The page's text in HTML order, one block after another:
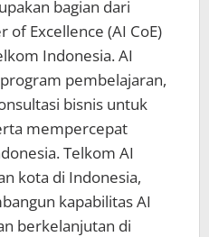
bagian dari
of Excellence (AI CoE)
Indonesia. AI
pembelajaran,
bisnis untuk
mempercepat
Telkom AI
kota di Indonesia,
kapabilitas AI
berkelanjutan di